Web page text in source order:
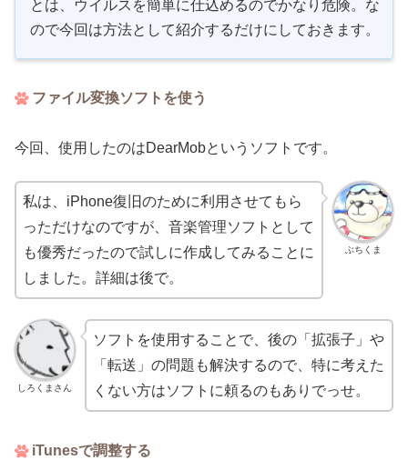
とは、ウイルスを簡単に仕込めるのでかなり危険。な
ので今回は方法として紹介するだけにしておきます。
ファイル変換ソフトを使う
今回、使用したのはDearMobというソフトです。
ぶちくま
私は、iPhone復旧のために利用させてもら
っただけなのですが、音楽管理ソフトとして
も優秀だったので試しに作成してみることに
しました。詳細は後で。
しろくまさん
ソフトを使用することで、後の「拡張子」や
「転送」の問題も解決するので、特に考えた
くない方はソフトに頼るのもありでっせ。
iTunesで調整する